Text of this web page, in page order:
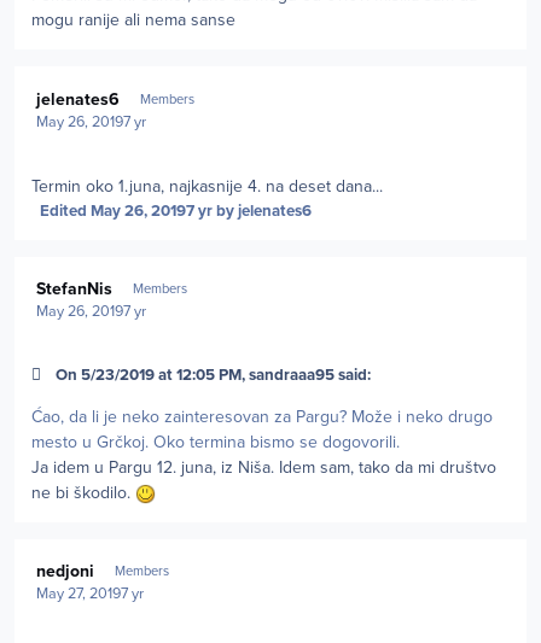
mogu ranije ali nema sanse
jelenates6 Members
May 26, 20197 yr
Termin oko 1.juna, najkasnije 4. na deset dana...
Edited May 26, 20197 yrby jelenates6
StefanNis Members
May 26, 20197 yr
On 5/23/2019 at 12:05 PM, sandraaa95 said:
Ćao, da li je neko zainteresovan za Pargu? Može i neko drugo
mesto u Grčkoj. Oko termina bismo se dogovorili.
Ja idem u Pargu 12. juna, iz Niša. Idem sam, tako da mi društvo
ne bi škodilo.
nedjoni Members
May 27, 20197 yr